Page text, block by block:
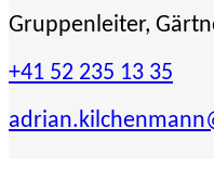
Gruppenleiter,
+41 52 235 13 35
adrian.kilchenmann